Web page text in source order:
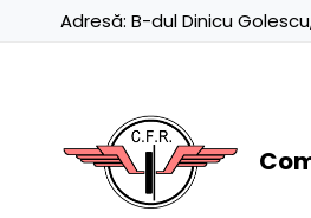
Adresă: B-dul Dinicu